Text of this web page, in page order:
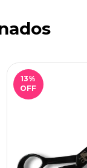
13%
OFF